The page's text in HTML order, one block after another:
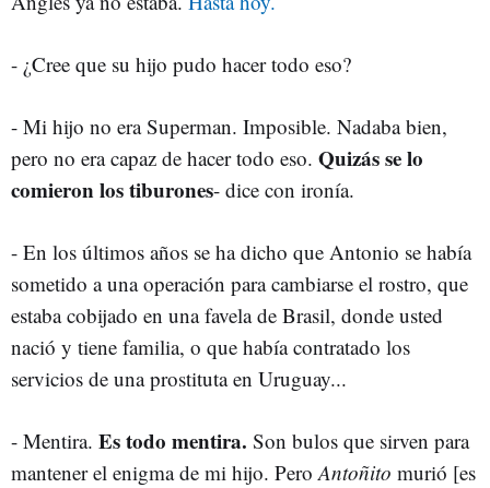
- ¿Cree que su hijo pudo hacer todo eso?
- Mi hijo no era Superman. Imposible. Nadaba bien,
pero no era capaz de hacer todo eso. Quizás se lo
comieron los tiburones- dice con ironía.
- En los últimos años se ha dicho que Antonio se había
sometido a una operación para cambiarse el rostro, que
estaba cobijado en una favela de Brasil, donde usted
nació y tiene familia, o que había contratado los
servicios de una prostituta en Uruguay...
- Mentira. Es todo mentira. Son bulos que sirven para
mantener el enigma de mi hijo. Pero Antoñito murió [es